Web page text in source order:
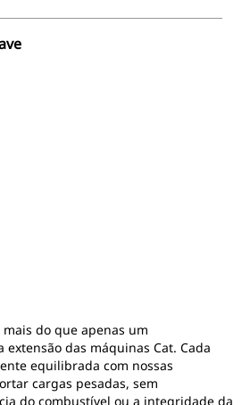
do que apenas um
das máquinas Cat. Cada
equilibrada com nossas
cargas pesadas, sem
do combustível ou a integridade da